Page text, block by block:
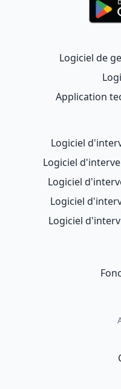
Logiciel de
Application
Logiciel
Logiciel
Logiciel
Logiciel
Logiciel